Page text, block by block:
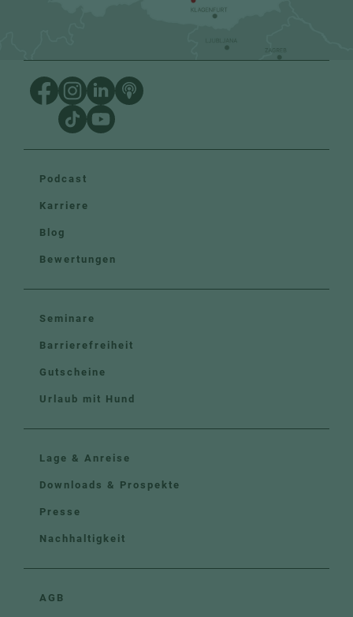
Podcast
Karriere
Blog
Bewertungen
Seminare
Barrierefreiheit
Gutscheine
Urlaub mit Hund
Lage & Anreise
Downloads & Prospekte
Presse
Nachhaltigkeit
AGB